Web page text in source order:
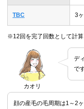
TBC 3
※12回を完了回数として計算
カオリ
デ
で
顔の産毛の毛周期は1～2